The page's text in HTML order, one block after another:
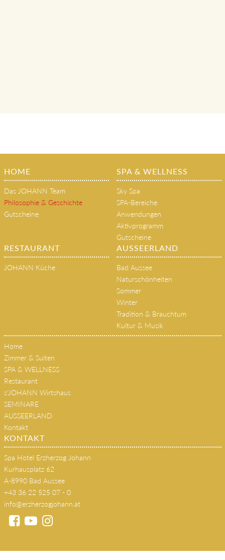
Das JOHANN Team
Gutscheine
Sky Spa
Anwendungen
Aktivprogramm
Gutscheine
RESTAURANT AUSSEERLAND
Bad Aussee
Naturschönheiten
Sommer
Winter
Tradition & Brauchtum
Kultur & Musik
SPA & WELLNESS
Restaurant
s'JOHANN Wirtshaus
SEMINARE
AUSSEERLAND
Kontakt
KONTAKT
Spa Hotel Erzherzog Johann
Kurhausplatz 62
A-8990 Bad Aussee
+43 36 22 525 07 - 0
info@erzherzogjohann.at